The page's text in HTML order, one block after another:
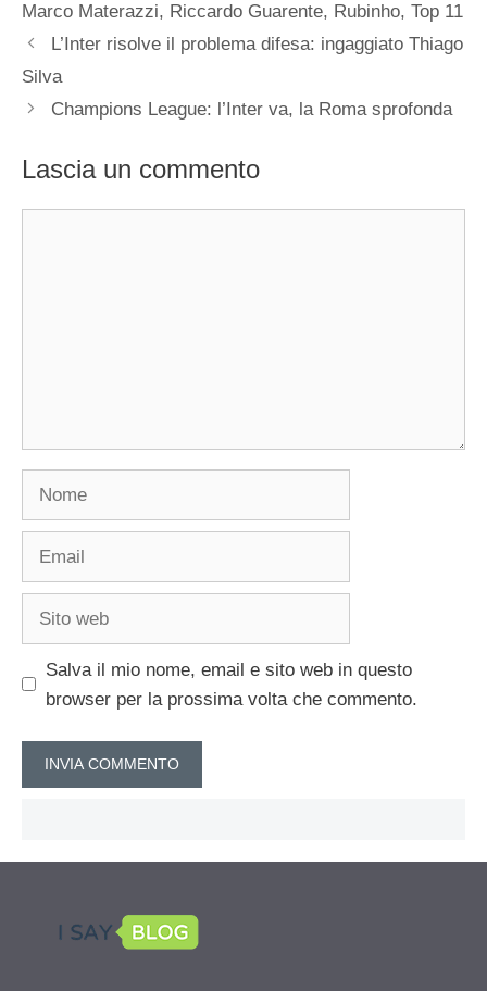
Marco Materazzi, Riccardo Guarente, Rubinho, Top 11
L’Inter risolve il problema difesa: ingaggiato Thiago
Silva
Champions League: l’Inter va, la Roma sprofonda
Lascia un commento
Salva il mio nome, email e sito web in questo
browser per la prossima volta che commento.